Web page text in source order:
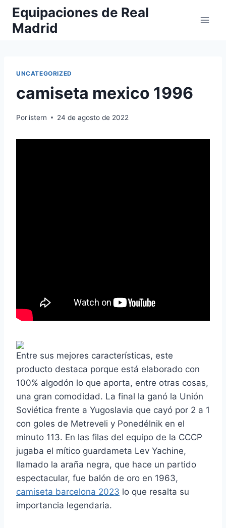
Saltar
contenido
Equipaciones de Real
Madrid
UNCATEGORIZED
camiseta mexico 1996
Por istern 24 de agosto de 2022
Entre sus mejores características, este
producto destaca porque está elaborado con
100% algodón lo que aporta, entre otras cosas,
una gran comodidad. La final la ganó la Unión
Soviética frente a Yugoslavia que cayó por 2 a 1
con goles de Metreveli y Ponedélnik en el
minuto 113. En las filas del equipo de la CCCP
jugaba el mítico guardameta Lev Yachine,
llamado la araña negra, que hace un partido
espectacular, fue balón de oro en 1963,
camiseta barcelona 2023 lo que resalta su
importancia legendaria.